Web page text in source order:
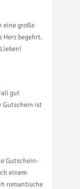
eine große
Herz begehrt.
gut
Gutschein ist
Gutschein-
einem
romantische